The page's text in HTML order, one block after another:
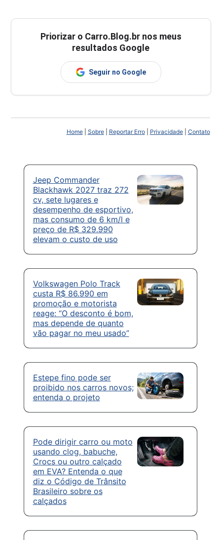
Priorizar o Carro.Blog.br nos meus
resultados Google
Seguir no Google
Home| Sobre| Reportar Erro| Privacidade| Contato
Jeep Commander
Blackhawk 2027 traz 272
cv, sete lugares e
desempenho de esportivo,
mas consumo de 6 km/l e
preço de R$ 329.990
elevam o custo de uso
Volkswagen Polo Track
custa R$ 86.990 em
promoção e motorista
reage: “O desconto é bom,
mas depende de quanto
vão pagar no meu usado”
Estepe fino pode ser
proibido nos carros novos;
entenda o projeto
Pode dirigir carro ou moto
usando clog, babuche,
Crocs ou outro calçado
em EVA? Entenda o que
diz o Código de Trânsito
Brasileiro sobre os
calçados